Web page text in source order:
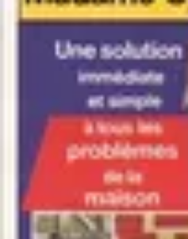
Top Soldes
Astuces d'AchatIncontournables
Astuces et conseils
Top Soldes